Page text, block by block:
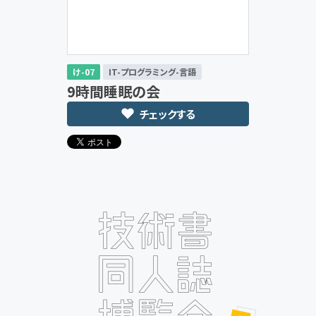
け-07 IT-プログラミング-言語
9時間睡眠の会
チェックする